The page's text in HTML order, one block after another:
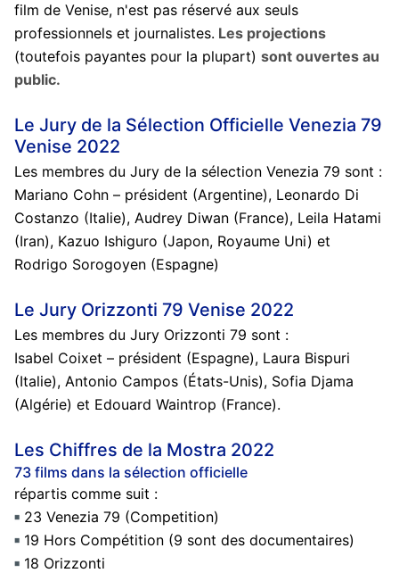
film de Venise, n'est pas réservé aux seuls
professionnels et journalistes. Les projections
(toutefois payantes pour la plupart) sont ouvertes au
public.
Le Jury de la Sélection Officielle Venezia 79
Venise 2022
Les membres du Jury de la sélection Venezia 79 sont :
Mariano Cohn – président (Argentine), Leonardo Di
Costanzo (Italie), Audrey Diwan (France), Leila Hatami
(Iran), Kazuo Ishiguro (Japon, Royaume Uni) et
Rodrigo Sorogoyen (Espagne)
Le Jury Orizzonti 79 Venise 2022
Les membres du Jury Orizzonti 79 sont :
Isabel Coixet – président (Espagne), Laura Bispuri
(Italie), Antonio Campos (États-Unis), Sofia Djama
(Algérie) et Edouard Waintrop (France).
Les Chiffres de la Mostra 2022
73 films dans la sélection officielle
répartis comme suit :
23 Venezia 79 (Competition)
19 Hors Compétition (9 sont des documentaires)
18 Orizzonti